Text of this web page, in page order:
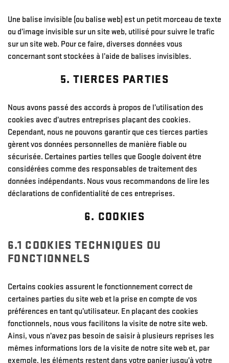
Une balise invisible (ou balise web) est un petit morceau de texte
ou d’image invisible sur un site web, utilisé pour suivre le trafic
sur un site web. Pour ce faire, diverses données vous
concernant sont stockées à l’aide de balises invisibles.
5. TIERCES PARTIES
Nous avons passé des accords à propos de l’utilisation des
cookies avec d’autres entreprises plaçant des cookies.
Cependant, nous ne pouvons garantir que ces tierces parties
gèrent vos données personnelles de manière fiable ou
sécurisée. Certaines parties telles que Google doivent être
considérées comme des responsables de traitement des
données indépendants. Nous vous recommandons de lire les
déclarations de confidentialité de ces entreprises.
6. COOKIES
6.1 COOKIES TECHNIQUES OU
FONCTIONNELS
Certains cookies assurent le fonctionnement correct de
certaines parties du site web et la prise en compte de vos
préférences en tant qu’utilisateur. En plaçant des cookies
fonctionnels, nous vous facilitons la visite de notre site web.
Ainsi, vous n’avez pas besoin de saisir à plusieurs reprises les
mêmes informations lors de la visite de notre site web et, par
exemple, les éléments restent dans votre panier jusqu’à votre